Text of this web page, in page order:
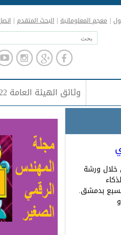
| معجم المعلوماتية | البحث المتقدم |
وثائق الهيئة العامة 2022
خلال ورشة
البوابات السبع بدمشق.